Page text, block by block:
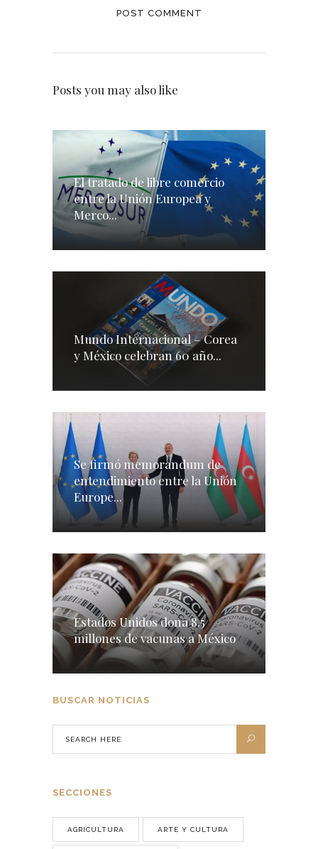
Posts you may also like
El tratado de libre comercio
entre la Unión Europea y
Merco...
Mundo Internacional – Corea
y México celebran 60 año...
Se firmó memorandum de
entendimiento entre la Unión
Europe...
Estados Unidos dona 8.5
millones de vacunas a México
BUSCAR NOTICIAS
SECCIONES
AGRICULTURA ARTE Y CULTURA